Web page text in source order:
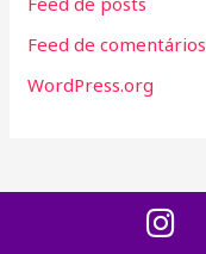
Feed de comentários
WordPress.org